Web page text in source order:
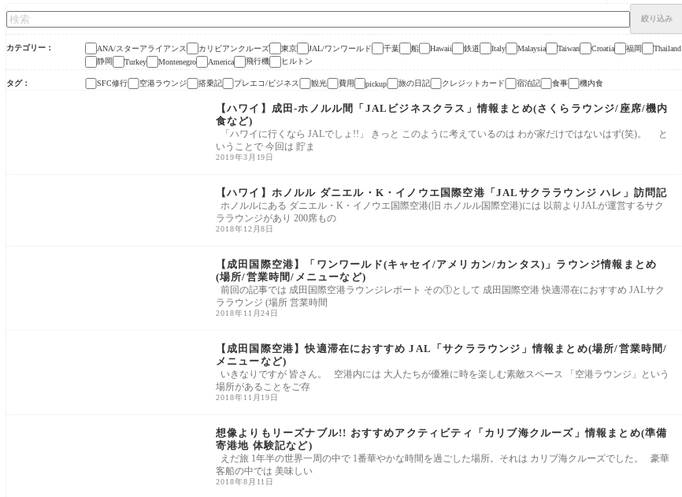
絞り込み
カテゴリー ANA/スターアライアンス カリビアンクルーズ 東京 JAL/ワンワールド 千葉 船 Hawaii 鉄道 Italy Malaysia Taiwan Croatia 福岡
Thailand
静岡
Turkey Montenegro America 飛行機 ヒルトン
タグ SFC修行 空港ラウンジ 搭乗記 プレエコ/ビジネス 観光 費用 pickup 旅の日記 クレジットカード 宿泊記 食事 機内食
【ハワイ】成田-ホノルル間「JALビジネスクラス」情報まとめ(さくらラウンジ/座席/機内
食など)
「ハワイに行くなら JALでしょ!!」 きっと このように考えているのは わが家だけではないはず(笑)。 と
いうことで 今回は 貯ま
2019年3月19日
【ハワイ】ホノルル ダニエル・K・イノウエ国際空港「JALサクララウンジ ハレ」訪問記
ホノルルにある ダニエル・K・イノウエ国際空港(旧 ホノルル国際空港)には 以前よりJALが運営するサク
ララウンジがあり 200席もの
2018年12月8日
【成田国際空港】「ワンワールド(キャセイ/アメリカン/カンタス)」ラウンジ情報まとめ
(場所/営業時間/メニューなど)
前回の記事では 成田国際空港ラウンジレポート その①として 成田国際空港 快適滞在におすすめ JALサク
ララウンジ (場所 営業時間
2018年11月24日
【成田国際空港】快適滞在におすすめ JAL「サクララウンジ」情報まとめ(場所/営業時間/
メニューなど)
いきなりですが 皆さん。 空港内には 大人たちが優雅に時を楽しむ素敵スペース 「空港ラウンジ」という
場所があることをご存
2018年11月19日
想像よりもリーズナブル!! おすすめアクティビティ「カリブ海クルーズ」情報まとめ(準備
寄港地 体験記など)
えだ旅 1年半の世界一周の中で 1番華やかな時間を過ごした場所。それは カリブ海クルーズでした。 豪華
客船の中では 美味しい
2018年8月11日